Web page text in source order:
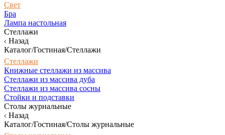
Свет
Бра
Лампа настольная
Стеллажи
Назад
Каталог/Гостиная/Стеллажи
Стеллажи
Книжные стеллажи из массива
Стеллажи из массива дуба
Стеллажи из массива сосны
Стойки и подставки
Столы журнальные
Назад
Каталог/Гостиная/Столы журнальные